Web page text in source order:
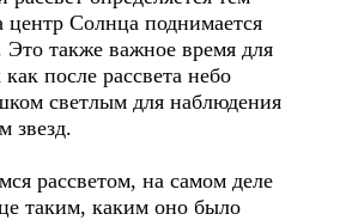
центр Солнца поднимается
Это также важное время для
после рассвета небо
светлым для наблюдения
звезд.
рассветом, на самом деле
таким, каким оно было